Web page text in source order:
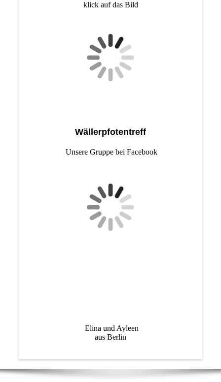
klick auf das Bild
Wällerpfotentreff
Unsere Gruppe bei Facebook
Elina und Ayleen
aus Berlin